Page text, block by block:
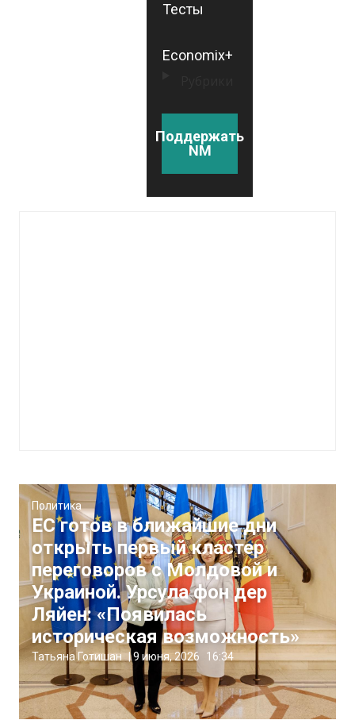
Тесты
Economix+
Поддержать
NM
Политика
ЕС готов в ближайшие дни
открыть первый кластер
переговоров с Молдовой и
Украиной. Урсула фон дер
Ляйен: «Появилась
историческая возможность»
Татьяна Готишан |9 июня, 2026 16:34